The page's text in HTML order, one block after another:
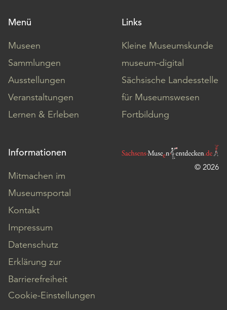
Menü
Museen
Sammlungen
Ausstellungen
Veranstaltungen
Lernen & Erleben
Links
Kleine Museumskunde
museum-digital
Sächsische Landesstelle
für Museumswesen
Fortbildung
Informationen
Mitmachen im
Museumsportal
Kontakt
Impressum
Datenschutz
Erklärung zur
Barrierefreiheit
Cookie-Einstellungen
© 2026